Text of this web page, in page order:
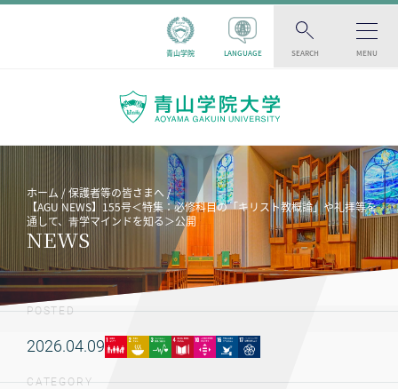
青山学院 LANGUAGE SEARCH MENU
ホーム
保護者等の皆さまへ
【AGU NEWS】155号＜特集：必修科目の「キリスト教概論」や礼拝等を
通して、⻘学マインドを知る＞公開
NEWS
POSTED
2026.04.09
CATEGORY